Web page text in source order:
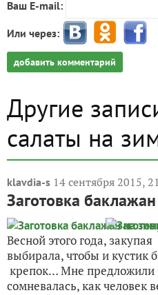
Ваш E-mail:
Или через:
добавить комментарий
Другие
салаты на
klavdia-s 14 сентября 2015,
Заготовка
Весной этого года,
выбирала, чтобы и кустик
крепок… Мне предложили
сомневалась, как человек